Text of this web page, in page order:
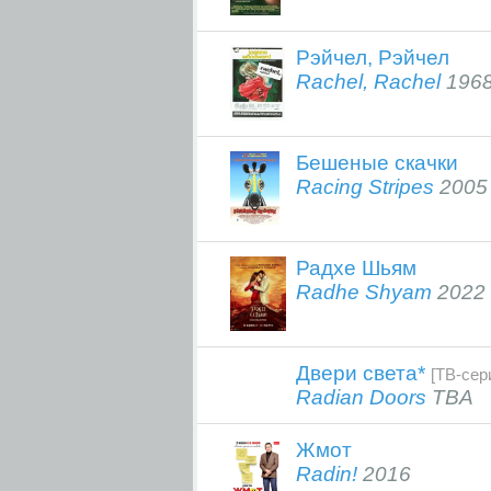
Рэйчел, Рэйчел
Rachel, Rachel
Бешеные скачки
Racing Stripes 2005
Радхе Шьям
Radhe Shyam 2022
Двери света* [ТВ-
Radian Doors TBA
Жмот
Radin! 2016